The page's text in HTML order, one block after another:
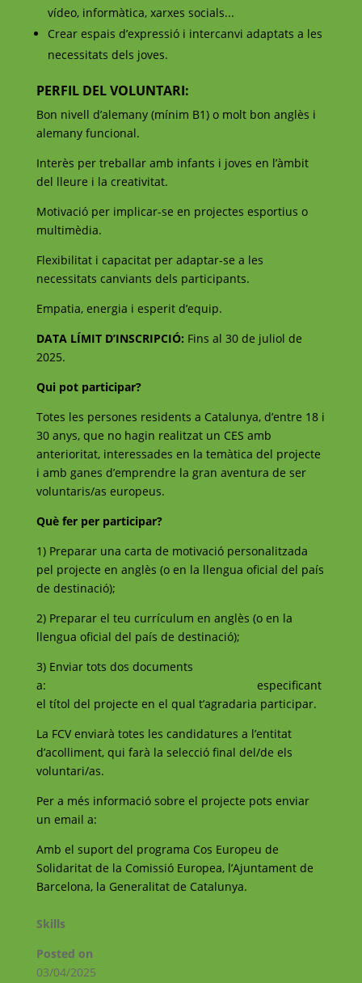
vídeo, informàtica, xarxes socials...
Crear espais d’expressió i intercanvi adaptats a les
necessitats dels joves.
PERFIL DEL VOLUNTARI:
Bon nivell d’alemany (mínim B1) o molt bon anglès i
alemany funcional.
Interès per treballar amb infants i joves en l’àmbit
del lleure i la creativitat.
Motivació per implicar-se en projectes esportius o
multimèdia.
Flexibilitat i capacitat per adaptar-se a les
necessitats canviants dels participants.
Empatia, energia i esperit d’equip.
DATA LÍMIT D’INSCRIPCIÓ: Fins al 30 de juliol de
2025.
Qui pot participar?
Totes les persones residents a Catalunya, d’entre 18 i
30 anys, que no hagin realitzat un CES amb
anterioritat, interessades en la temàtica del projecte
i amb ganes d’emprendre la gran aventura de ser
voluntaris/as europeus.
Què fer per participar?
1) Preparar una carta de motivació personalitzada
pel projecte en anglès (o en la llengua oficial del país
de destinació);
2) Preparar el teu currículum en anglès (o en la
llengua oficial del país de destinació);
3) Enviar tots dos documents
a:
especificant
el títol del projecte en el qual t’agradaria participar.
La FCV enviarà totes les candidatures a l’entitat
d’acolliment, qui farà la selecció final del/de els
voluntari/as.
Per a més informació sobre el projecte pots enviar
un email a:
Amb el suport del programa Cos Europeu de
Solidaritat de la Comissió Europea, l’Ajuntament de
Barcelona, la Generalitat de Catalunya.
Skills
Posted on
03/04/2025